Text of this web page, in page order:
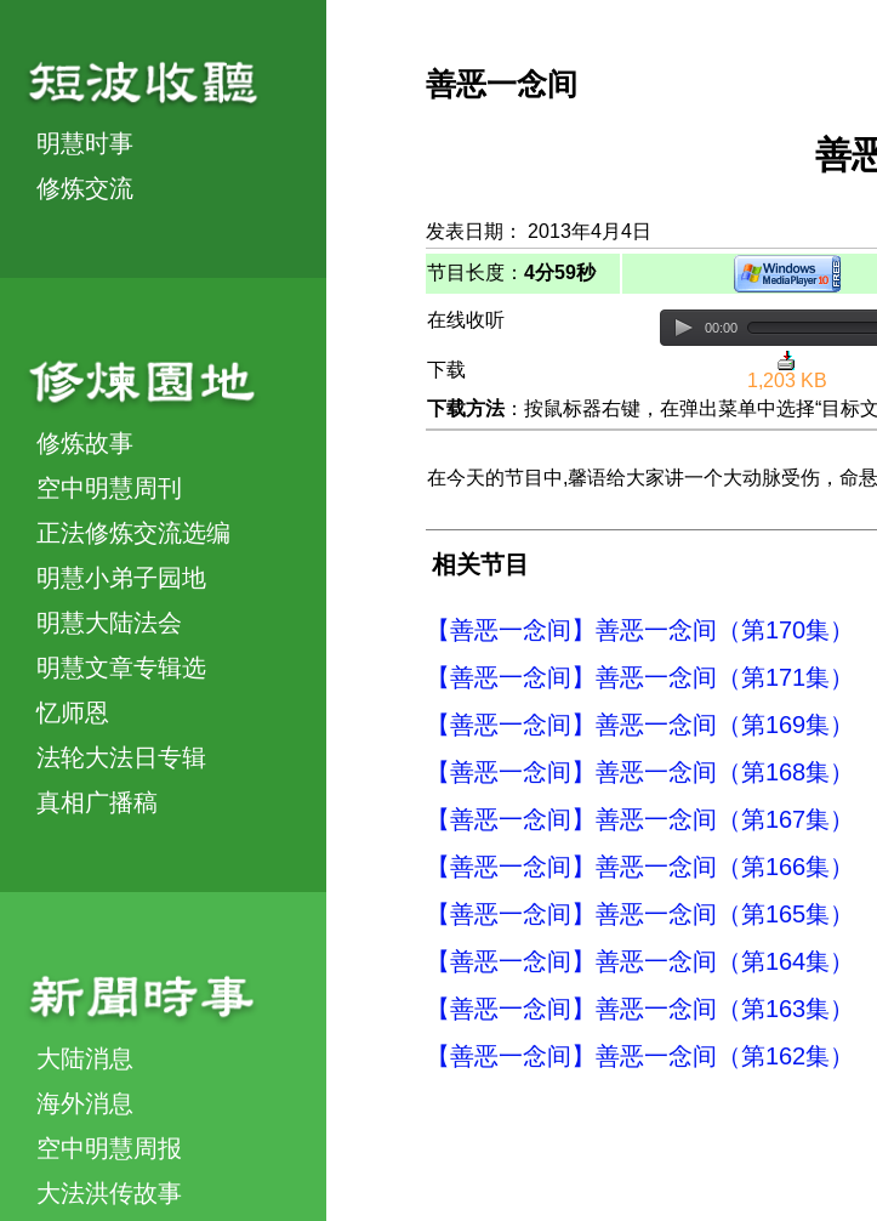
明慧时事
修炼交流
修炼故事
空中明慧周刊
正法修炼交流选编
明慧小弟子园地
明慧大陆法会
明慧文章专辑选
忆师恩
法轮大法日专辑
真相广播稿
大陆消息
海外消息
空中明慧周报
大法洪传故事
善恶一念间
善
发表日期： 2013年4月4日
节目长度： 4分59秒
在线收听 00:00
下载
1,203 KB
下载方法：按鼠标器右键，在弹出菜单中选择“目标
在今天的节目中,馨语给大家讲一个大动脉受伤，命
相关节目
【善恶一念间】善恶一念间（第170集）
【善恶一念间】善恶一念间（第171集）
【善恶一念间】善恶一念间（第169集）
【善恶一念间】善恶一念间（第168集）
【善恶一念间】善恶一念间（第167集）
【善恶一念间】善恶一念间（第166集）
【善恶一念间】善恶一念间（第165集）
【善恶一念间】善恶一念间（第164集）
【善恶一念间】善恶一念间（第163集）
【善恶一念间】善恶一念间（第162集）